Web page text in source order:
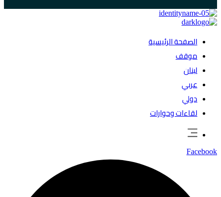
الصفحة الرئيسية
موقف
لبنان
عربي
دولي
لقاءات وحوارات
Facebook